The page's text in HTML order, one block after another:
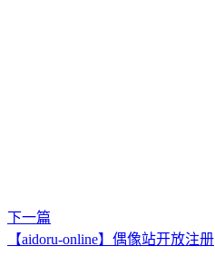
下一篇
【aidoru-online】偶像站开放注册